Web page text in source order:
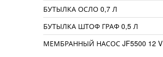
БУТЫЛКА ОСЛО 0,7 Л
БУТЫЛКА ШТОФ ГРАФ 0,5 Л
МЕМБРАННЫЙ НАСОС JF5500 12 V